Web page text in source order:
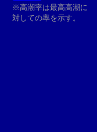
※高潮率は最高高潮に
対しての率を示す。